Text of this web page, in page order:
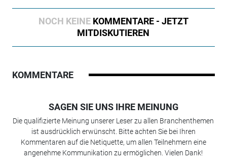
NOCH KEINE KOMMENTARE - JETZT
MITDISKUTIEREN
KOMMENTARE
SAGEN SIE UNS IHRE MEINUNG
Die qualifizierte Meinung unserer Leser zu allen Branchenthemen
ist ausdrücklich erwünscht. Bitte achten Sie bei Ihren
Kommentaren auf die Netiquette, um allen Teilnehmern eine
angenehme Kommunikation zu ermöglichen. Vielen Dank!